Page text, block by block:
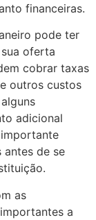
financeiras.
pode ter
oferta
cobrar taxas
outros custos
adicional
antes de se
as
a